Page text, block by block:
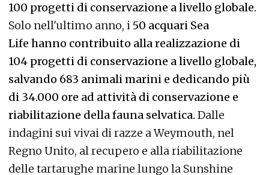
100 progetti di conservazione a livello globale.
Solo nell'ultimo anno, i 50 acquari Sea
Life hanno contribuito alla realizzazione di
104 progetti di conservazione a livello globale,
salvando 683 animali marini e dedicando più
di 34.000 ore ad attività di conservazione e
riabilitazione della fauna selvatica. Dalle
indagini sui vivai di razze a Weymouth, nel
Regno Unito, al recupero e alla riabilitazione
delle tartarughe marine lungo la Sunshine